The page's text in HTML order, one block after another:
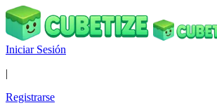
Iniciar Sesión
|
Registrarse